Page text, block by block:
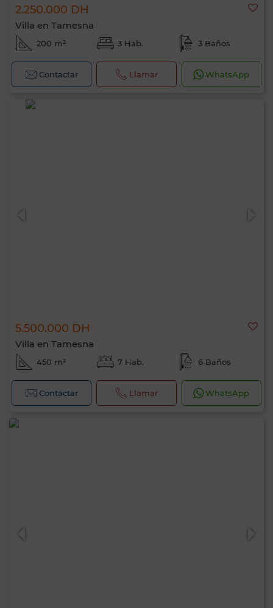
2.250.000 DH
Villa en Tamesna
200 m² 3 Hab. 3 Baños
Contactar Llamar WhatsApp
5.500.000 DH
Villa en Tamesna
450 m² 7 Hab. 6 Baños
Contactar Llamar WhatsApp